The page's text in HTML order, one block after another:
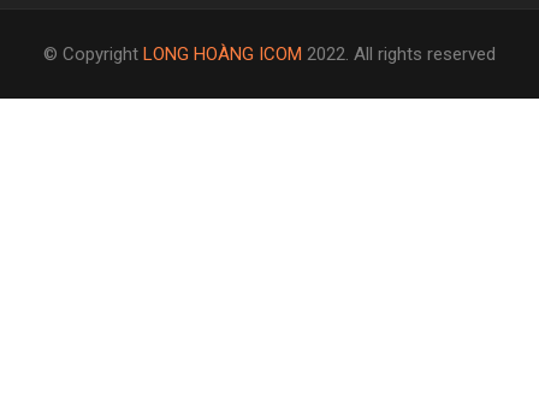
© Copyright LONG HOÀNG ICOM 2022. All rights reserved